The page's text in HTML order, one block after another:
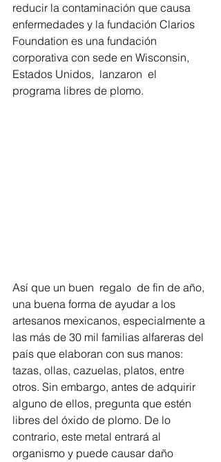
reducir la contaminación que causa
enfermedades y la fundación Clarios
Foundation es una fundación
corporativa con sede en Wisconsin,
Estados Unidos, lanzaron  el
programa libres de plomo.
Así que un buen  regalo de fin de año,
una buena forma de ayudar a los
artesanos mexicanos, especialmente a
las más de 30 mil familias alfareras del
país que elaboran con sus manos:
tazas, ollas, cazuelas, platos, entre
otros. Sin embargo, antes de adquirir
alguno de ellos, pregunta que estén
libres del óxido de plomo. De lo
contrario, este metal entrará al
organismo y puede causar daño